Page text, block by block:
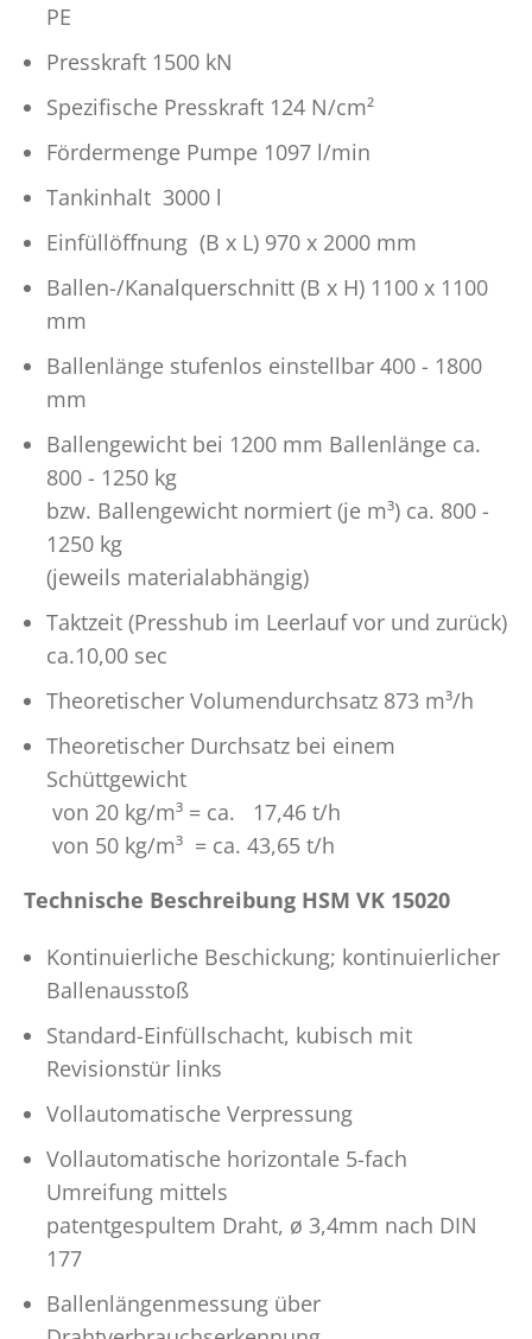
PE
Presskraft 1500 kN
Spezifische Presskraft 124 N/cm²
Fördermenge Pumpe 1097 l/min
Tankinhalt 3000 l
Einfüllöffnung (B x L) 970 x 2000 mm
Ballen-/Kanalquerschnitt (B x H) 1100 x 1100
mm
Ballenlänge stufenlos einstellbar 400 - 1800
mm
Ballengewicht bei 1200 mm Ballenlänge ca.
800 - 1250 kg
bzw. Ballengewicht normiert (je m³) ca. 800 -
1250 kg
(jeweils materialabhängig)
Taktzeit (Presshub im Leerlauf vor und zurück)
ca.10,00 sec
Theoretischer Volumendurchsatz 873 m³/h
Theoretischer Durchsatz bei einem
Schüttgewicht
von 20 kg/m³ = ca. 17,46 t/h
von 50 kg/m³ = ca. 43,65 t/h
Technische Beschreibung HSM VK 15020
Kontinuierliche Beschickung; kontinuierlicher
Ballenausstoß
Standard-Einfüllschacht, kubisch mit
Revisionstür links
Vollautomatische Verpressung
Vollautomatische horizontale 5-fach
Umreifung mittels
patentgespultem Draht, ø 3,4mm nach DIN
177
Ballenlängenmessung über